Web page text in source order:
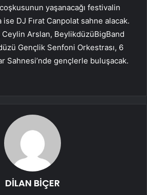
yaşanacağı festivalin
ise DJ Fırat Canpolat sahne alacak.
Ceylin Arslan, BeylikdüzüBigBand
Gençlik Senfoni Orkestrası, 6
Sahnesi’nde gençlerle buluşacak.
DİLAN BİÇER